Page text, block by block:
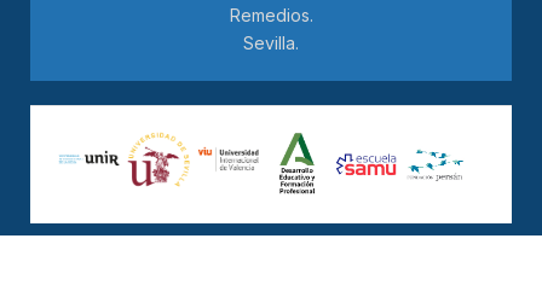
Remedios.
Sevilla.